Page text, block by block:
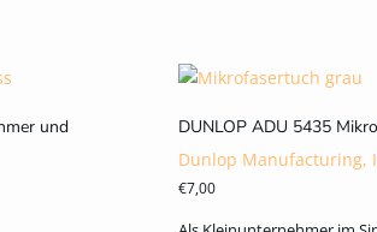
und
DUNLOP ADU 5435
Dunlop Manufacturing,
€7,00